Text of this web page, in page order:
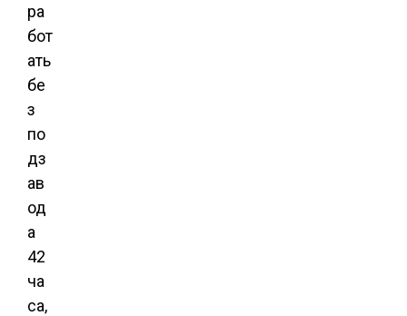
ра
бот
ать
бе
з
по
дз
ав
од
а
42
ча
са,